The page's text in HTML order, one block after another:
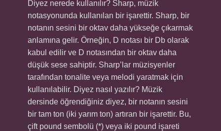
Diyez nerede kullanılır? Sharp, müzik
notasyonunda kullanılan bir işarettir. Sharp, bir
notanın sesini bir oktav daha yükseğe çıkarmak
anlamına gelir. Örneğin, D notası bir Db olarak
kabul edilir ve D notasından bir oktav daha
düşük sese sahiptir. Sharp’lar müzisyenler
tarafından tonalite veya melodi yaratmak için
kullanılabilir. Diyez nasıl yazılır? Müzik
dersinde öğrendiğiniz diyez, bir notanın sesini
bir tam ton (iki yarım ton) artıran bir işarettir. Bu,
çift pound sembolü (*) veya iki pound işareti